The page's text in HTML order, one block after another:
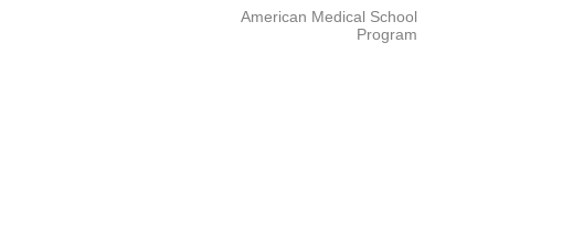
American Medical School
Program